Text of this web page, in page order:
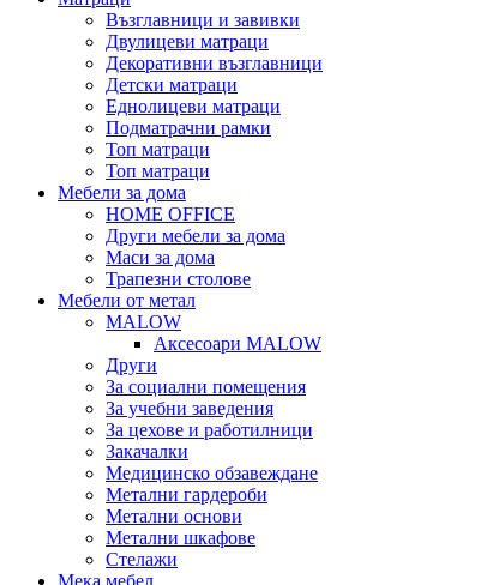
Възглавници и завивки
Двулицеви матраци
Декоративни възглавници
Детски матраци
Еднолицеви матраци
Подматрачни рамки
Топ матраци
Топ матраци
Мебели за дома
HOME OFFICE
Други мебели за дома
Маси за дома
Трапезни столове
Мебели от метал
MALOW
Аксесоари MALOW
Други
За социални помещения
За учебни заведения
За цехове и работилници
Закачалки
Медицинско обзавеждане
Метални гардероби
Метални основи
Метални шкафове
Стелажи
Мека мебел